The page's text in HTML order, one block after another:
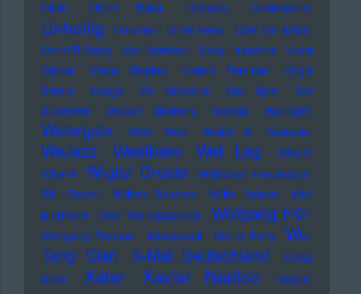
UKW Ulrich Tukur Ultravox Underworld
Unheilig Unionen Uriah Heep
USA for Africa
Uschi Brüning Van Morrison Vicky Leandros Vince
Clarke
Vince Staples Violent Femmes
Virgin
Steele
Visage Viv Albertine Von Spar
Von
Südenfed
Walker Brothers Wanda Warpaint
Watergate Web Web Weird Al Yankovic
WeJazz Westbam Wet Leg
Wham
Wham!
Wiglaf Droste
Wildecker Herzbuben
Will Ferrell
William Shatner Willie Nelson
Wolf
Biermann
Wolf Wondratschek Wolfgang Flür
Wolfgang Zechner Woodstock World Party
Wu-
Tang Clan
X-Mal Deutschland
X-Ray
Spex
Xatar Xavier Naidoo
Yassin